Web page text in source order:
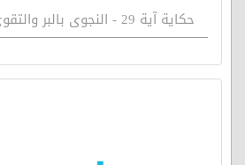
حكاية آية 29 - النجوى بالبر والتقوى